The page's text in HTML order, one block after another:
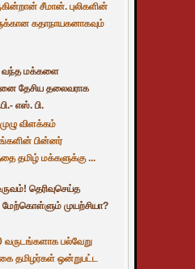
சீமான். புலிகளின்
கதாநாயகனாகவும்
வந்த மக்களை
தேசிய தலைவராக
எஸ். பி.
விளக்கம்
பின்னர்
தமிழ் மக்களுக்கு ...
தெரிவுசெய்த
முயற்சியா?
வருடங்களாக பல்வேறு
தமிழர்கள் ஒன்றுபட்ட